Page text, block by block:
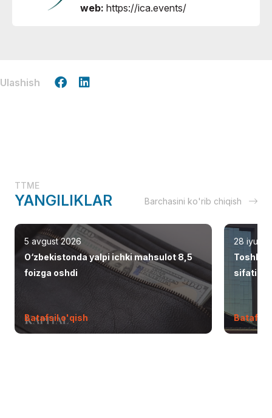
web: https://ica.events/
Ulashish
TTME
YANGILIKLAR Barchasini ko'rib chiqish
5 avgust 2026
O‘zbekistonda yalpi ichki mahsulot 8,5
foizga oshdi
Batafsil o'qish
28 iyul
Batafsil